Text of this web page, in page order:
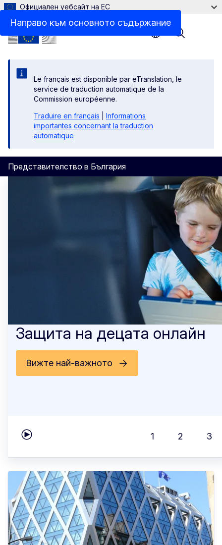
Направо към основното съдържание
Официален уебсайт на ЕС
Le français est disponible par eTranslation, le
service de traduction automatique de la
Commission européenne.
Traduire en français
Informations
importantes concernant la traduction
automatique
Представителство в България
Menu
Начало
Play carousel 1 2 3
Защита на децата онлайн
Вижте най-важното